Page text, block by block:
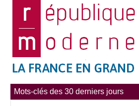
Mots-clés des 30 derniers jours